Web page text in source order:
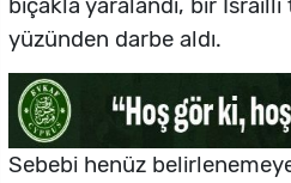
bıçakla yaralandı, bir İsrailli
yüzünden darbe aldı.
Sebebi henüz